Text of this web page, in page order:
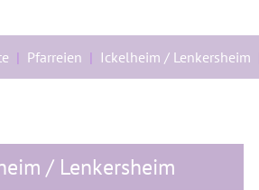
Pfarreien Ickelheim / Lenkersheim
/ Lenkersheim